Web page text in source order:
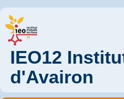
IEO12
d'Avairon